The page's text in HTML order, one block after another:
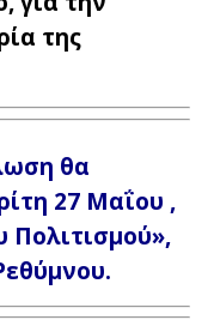
της
θα
27 Μαΐου ,
Πολιτισμού»,